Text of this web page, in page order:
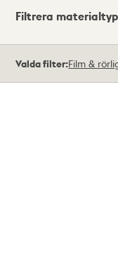
Visningsläge
Filtrera
träffar
Valda filter:Film &